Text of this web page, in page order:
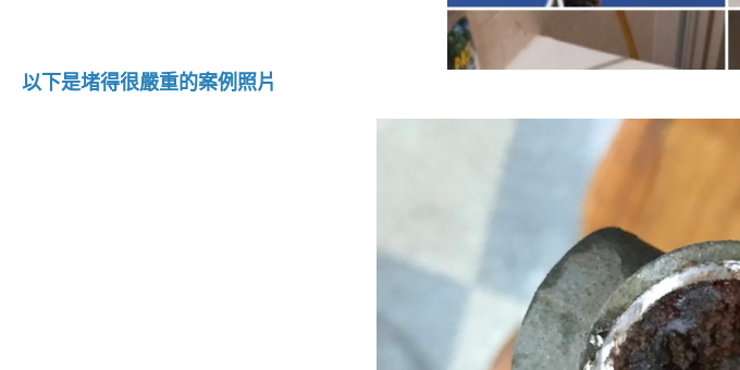
以下是堵得很嚴重的案例照片